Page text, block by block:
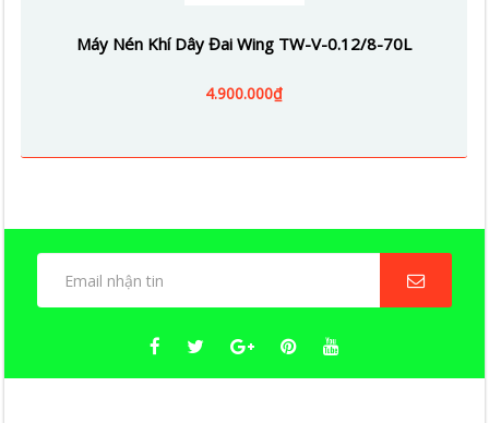
Máy Nén Khí Dây Đai Wing TW-V-0.12/8-70L
4.900.000₫